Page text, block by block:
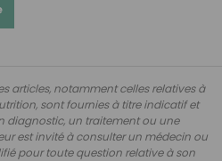
articles, notamment celles relatives à
sont fournies à titre indicatif et
diagnostic, un traitement ou une
est invité à consulter un médecin ou
pour toute question relative à son